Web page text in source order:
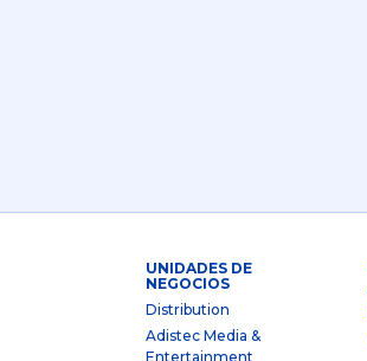
UNIDADES DE
NEGOCIOS
Distribution
Adistec Media &
Entertainment